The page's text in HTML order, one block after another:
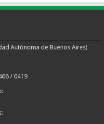
Autónoma de Buenos Aires)
/ 0419